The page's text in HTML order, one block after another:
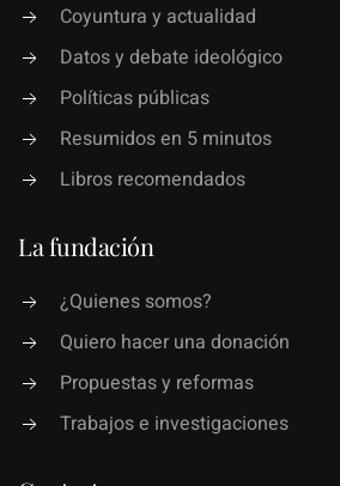
Coyuntura y actualidad
Datos y debate ideológico
Políticas públicas
Resumidos en 5 minutos
Libros recomendados
La fundación
¿Quienes somos?
Quiero hacer una donación
Propuestas y reformas
Trabajos e investigaciones